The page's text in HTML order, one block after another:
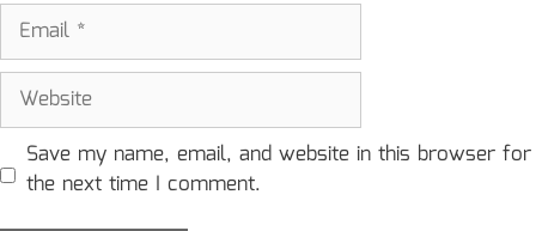
Email
Website
Save my name, email, and website in this browser for
the next time I comment.